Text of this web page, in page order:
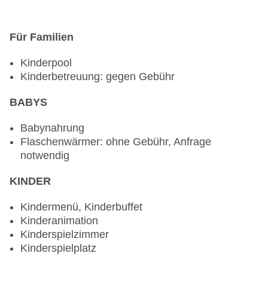
Für Familien
Kinderpool
Kinderbetreuung: gegen Gebühr
BABYS
Babynahrung
Flaschenwärmer: ohne Gebühr, Anfrage
notwendig
KINDER
Kindermenü, Kinderbuffet
Kinderanimation
Kinderspielzimmer
Kinderspielplatz